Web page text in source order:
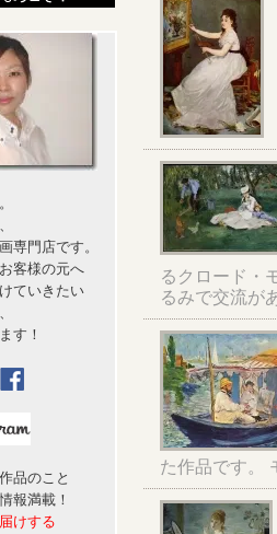
専門店です。
客様の元へ
ていきたい
す！
品のこと
報満載！
けする
るクロード・
るみで交流が
た作品です。